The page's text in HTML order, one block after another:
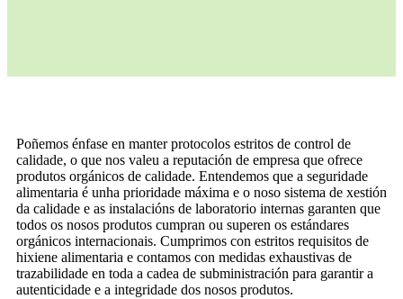
Poñemos énfase en manter protocolos estritos de control de
calidade, o que nos valeu a reputación de empresa que ofrece
produtos orgánicos de calidade. Entendemos que a seguridade
alimentaria é unha prioridade máxima e o noso sistema de xestión
da calidade e as instalacións de laboratorio internas garanten que
todos os nosos produtos cumpran ou superen os estándares
orgánicos internacionais. Cumprimos con estritos requisitos de
hixiene alimentaria e contamos con medidas exhaustivas de
trazabilidade en toda a cadea de subministración para garantir a
autenticidade e a integridade dos nosos produtos.